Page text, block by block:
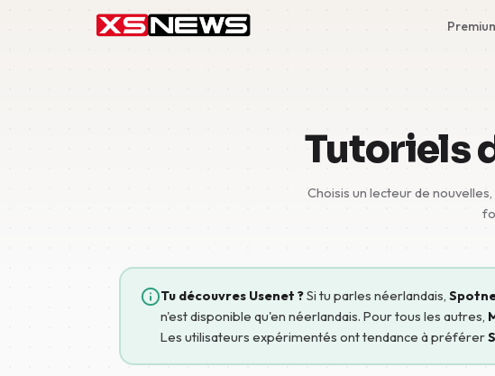
Tutoriels
Choisis un lecteur de
Tu découvres Usenet ?Si tu parles néerlandais,
n'est disponible qu'en néerlandais. Pour tous les autres,
Les utilisateurs expérimentés ont tendance à préférer